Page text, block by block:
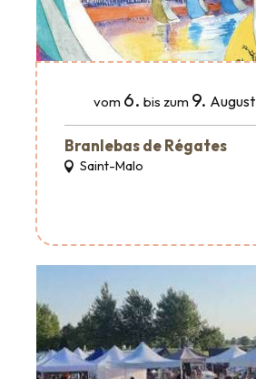
vom 6. bis zum 9. August
Branlebas de Régates
Saint-Malo